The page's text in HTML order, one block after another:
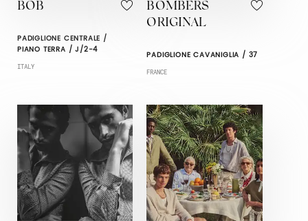
BOB
PADIGLIONE CENTRALE /
PIANO TERRA / J/2-4
ITALY
BOMBERS
ORIGINAL
PADIGLIONE CAVANIGLIA / 37
FRANCE